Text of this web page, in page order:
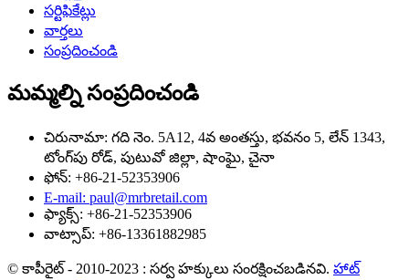
సర్టిఫికేట్లు
వార్తలు
సంప్రదించండి
మమ్మల్ని సంప్రదించండి
చిరునామా: గది నెం. 5A12, 4వ అంతస్తు, భవనం 5, లేన్ 1343,
టోంగ్‌పు రోడ్, పుటువో జిల్లా, షాంఘై, చైనా
ఫోన్: +86-21-52353906
E-mail: paul@mrbretail.com
ఫ్యాక్స్: +86-21-52353906
వాట్సాప్: +86-13361882985
© కాపీరైట్ - 2010-2023 : సర్వ హక్కులు సంరక్షించబడినవి. హాట్